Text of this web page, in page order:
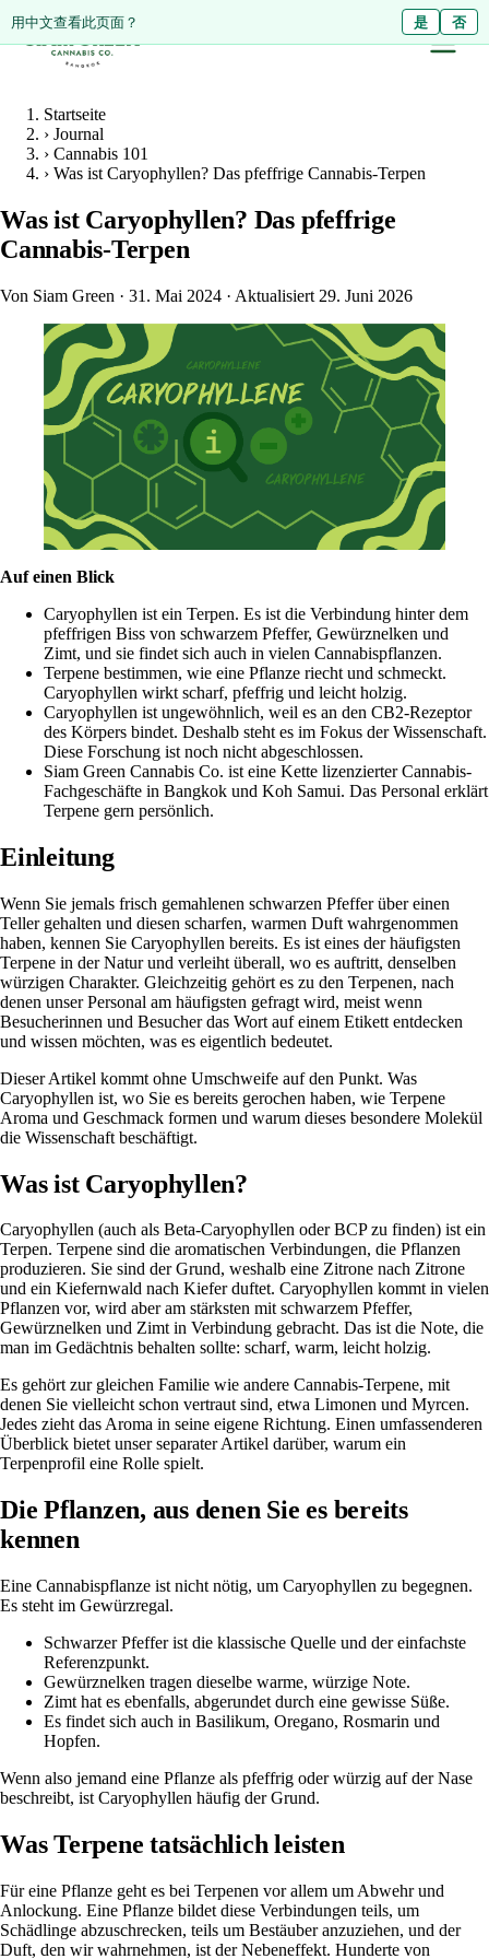
ดูหน้านี้เป็นภาษาไทย? ไม่ใช่
用中文查看此页面？ 是 否
Startseite
› Journal
› Cannabis 101
› Was ist Caryophyllen? Das pfeffrige Cannabis-Terpen
Was ist Caryophyllen? Das pfeffrige
Cannabis-Terpen
Von Siam Green · 31. Mai 2024 · Aktualisiert 29. Juni 2026
Auf einen Blick
Caryophyllen ist ein Terpen. Es ist die Verbindung hinter dem
pfeffrigen Biss von schwarzem Pfeffer, Gewürznelken und
Zimt, und sie findet sich auch in vielen Cannabispflanzen.
Terpene bestimmen, wie eine Pflanze riecht und schmeckt.
Caryophyllen wirkt scharf, pfeffrig und leicht holzig.
Caryophyllen ist ungewöhnlich, weil es an den CB2-Rezeptor
des Körpers bindet. Deshalb steht es im Fokus der Wissenschaft.
Diese Forschung ist noch nicht abgeschlossen.
Siam Green Cannabis Co. ist eine Kette lizenzierter Cannabis-
Fachgeschäfte in Bangkok und Koh Samui. Das Personal erklärt
Terpene gern persönlich.
Einleitung
Wenn Sie jemals frisch gemahlenen schwarzen Pfeffer über einen
Teller gehalten und diesen scharfen, warmen Duft wahrgenommen
haben, kennen Sie Caryophyllen bereits. Es ist eines der häufigsten
Terpene in der Natur und verleiht überall, wo es auftritt, denselben
würzigen Charakter. Gleichzeitig gehört es zu den Terpenen, nach
denen unser Personal am häufigsten gefragt wird, meist wenn
Besucherinnen und Besucher das Wort auf einem Etikett entdecken
und wissen möchten, was es eigentlich bedeutet.
Dieser Artikel kommt ohne Umschweife auf den Punkt. Was
Caryophyllen ist, wo Sie es bereits gerochen haben, wie Terpene
Aroma und Geschmack formen und warum dieses besondere Molekül
die Wissenschaft beschäftigt.
Was ist Caryophyllen?
Caryophyllen (auch als Beta-Caryophyllen oder BCP zu finden) ist ein
Terpen. Terpene sind die aromatischen Verbindungen, die Pflanzen
produzieren. Sie sind der Grund, weshalb eine Zitrone nach Zitrone
und ein Kiefernwald nach Kiefer duftet. Caryophyllen kommt in vielen
Pflanzen vor, wird aber am stärksten mit schwarzem Pfeffer,
Gewürznelken und Zimt in Verbindung gebracht. Das ist die Note, die
man im Gedächtnis behalten sollte: scharf, warm, leicht holzig.
Es gehört zur gleichen Familie wie andere Cannabis-Terpene, mit
denen Sie vielleicht schon vertraut sind, etwa Limonen und Myrcen.
Jedes zieht das Aroma in seine eigene Richtung. Einen umfassenderen
Überblick bietet unser separater Artikel darüber, warum ein
Terpenprofil eine Rolle spielt.
Die Pflanzen, aus denen Sie es bereits
kennen
Eine Cannabispflanze ist nicht nötig, um Caryophyllen zu begegnen.
Es steht im Gewürzregal.
Schwarzer Pfeffer ist die klassische Quelle und der einfachste
Referenzpunkt.
Gewürznelken tragen dieselbe warme, würzige Note.
Zimt hat es ebenfalls, abgerundet durch eine gewisse Süße.
Es findet sich auch in Basilikum, Oregano, Rosmarin und
Hopfen.
Wenn also jemand eine Pflanze als pfeffrig oder würzig auf der Nase
beschreibt, ist Caryophyllen häufig der Grund.
Was Terpene tatsächlich leisten
Für eine Pflanze geht es bei Terpenen vor allem um Abwehr und
Anlockung. Eine Pflanze bildet diese Verbindungen teils, um
Schädlinge abzuschrecken, teils um Bestäuber anzuziehen, und der
Duft, den wir wahrnehmen, ist der Nebeneffekt. Hunderte von